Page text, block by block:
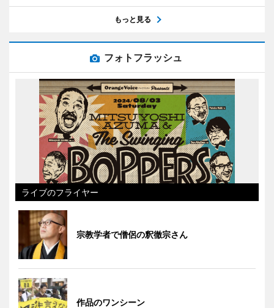
もっと見る
フォトフラッシュ
ライブのフライヤー
宗教学者で僧侶の釈徹宗さん
作品のワンシーン